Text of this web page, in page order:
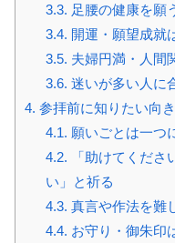
3.3. 足腰の健康を願
3.4. 開運・願望成就
3.5. 夫婦円満・人間
3.6. 迷いが多い人に
4. 参拝前に知りたい向
4.1. 願いごとは一つ
4.2. 「助けてくださ
い」と祈る
4.3. 真言や作法を難
4.4. お守り・御朱印